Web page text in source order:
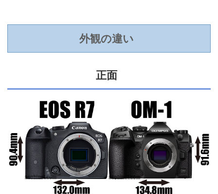
外観の違い
正面